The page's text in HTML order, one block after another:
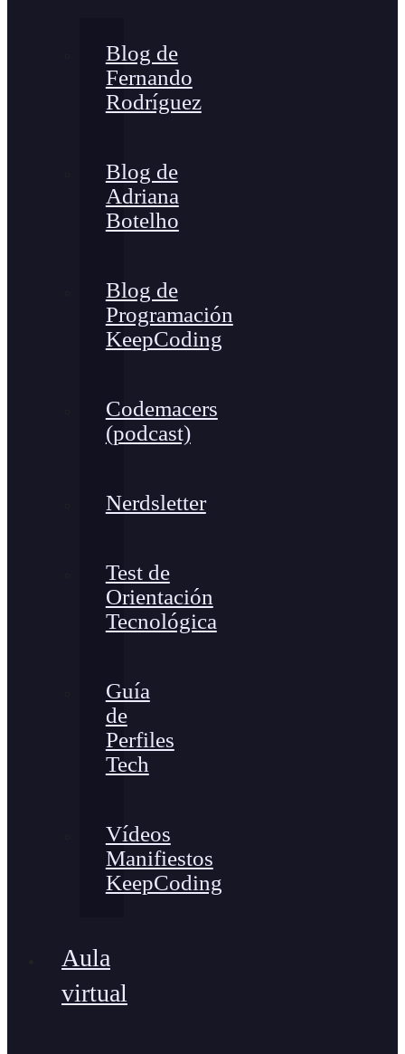
Blog de
Fernando
Rodríguez
Blog de
Adriana
Botelho
Blog de
Programación
KeepCoding
Codemacers
(podcast)
Nerdsletter
Test de
Orientación
Tecnológica
Guía
de
Perfiles
Tech
Vídeos
Manifiestos
KeepCoding
Aula
virtual